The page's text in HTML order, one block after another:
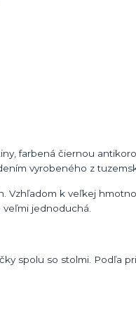
farbená čiernou
vyrobeného z
Vzhľadom k veľkej
jednoduchá.
spolu so stolmi. Podľa